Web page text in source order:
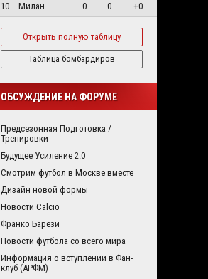
10.
Милан 0 0 +0
Открыть полную таблицу
Таблица бомбардиров
ОБСУЖДЕНИЕ НА ФОРУМЕ
Предсезонная Подготовка /
Тренировки
Будущее Усиление 2.0
Смотрим футбол в Москве вместе
Дизайн новой формы
Новости Calcio
Франко Барези
Новости футбола со всего мира
Информация о вступлении в Фан-
клуб (АРФМ)